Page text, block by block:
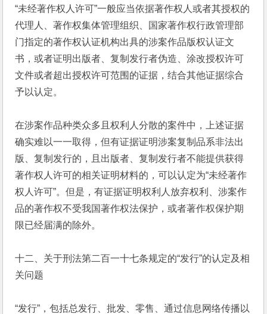
“未经著作权人许可”一般应当依据著作权人或者其授权的
代理人、著作权集体管理组织、国家著作权行政管理部
门指定的著作权认证机构出具的涉案作品版权认证文
书，或者证明出版者、复制发行者伪造、涂改授权许可
文件或者超出授权许可范围的证据，结合其他证据综合
予以认定。
在涉案作品种类众多且权利人分散的案件中，上述证据
确实难以一一取得，但有证据证明涉案复制品系非法出
版、复制发行的，且出版者、复制发行者不能提供获得
著作权人许可的相关证明材料的，可以认定为“未经著作
权人许可”。但是，有证据证明权利人放弃权利、涉案作
品的著作权不受我国著作权法保护，或者著作权保护期
限已经届满的除外。
十二、关于刑法第二百一十七条规定的“发行”的认定及相
关问题
“发行”，包括总发行、批发、零售、通过信息网络传播以